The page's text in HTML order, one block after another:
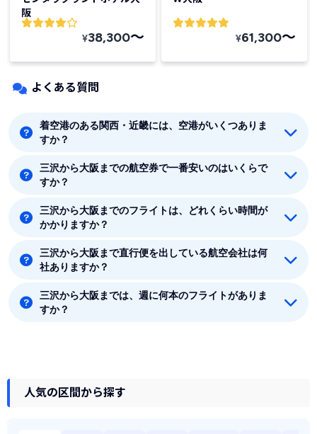
阪
¥38,300〜 ¥61,300〜
よくある質問
着空港のある関西・近畿には、空港がいくつありま
すか？
着空港のある関西・近畿には6つの空港があります。伊
丹、関空、大阪、神戸、但馬、白浜です。
三沢から大阪までの航空券で一番安いのはいくらで
すか？
三沢から大阪までの最安値はJAL(日本航空)の13760円
です。
三沢から大阪までのフライトは、どれくらい時間が
かかりますか？
三沢から大阪まで平均フライト時間は約1時間45分で
す。
三沢から大阪まで直行便を出している航空会社は何
社ありますか？
三沢から大阪まで直行便を出している航空会社は1社あ
ります。
三沢から大阪までは、週に何本のフライトがありま
すか？
人気の区間から探す